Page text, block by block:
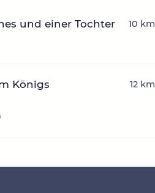
und einer Tochter 10 km
Königs
12 km